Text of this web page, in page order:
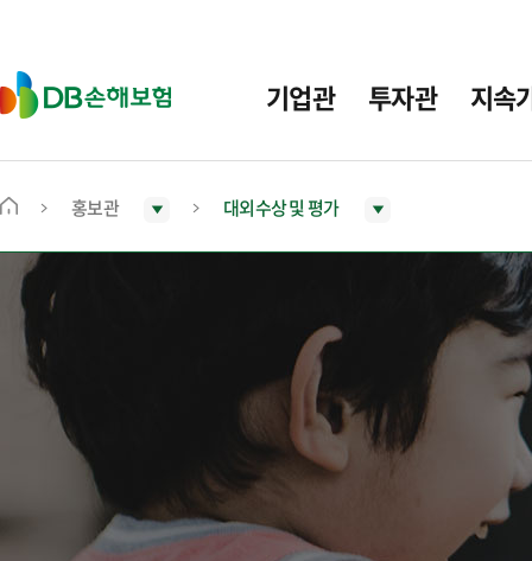
D
B
보
기업관 투자관 지속
메
홍보관 대외수상 및 평가